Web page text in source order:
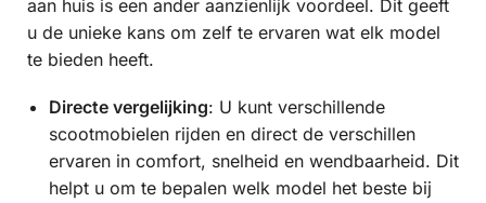
aan huis is een ander aanzienlijk voordeel. Dit geeft
u de unieke kans om zelf te ervaren wat elk model
te bieden heeft.
Directe vergelijking: U kunt verschillende
scootmobielen rijden en direct de verschillen
ervaren in comfort, snelheid en wendbaarheid. Dit
helpt u om te bepalen welk model het beste bij